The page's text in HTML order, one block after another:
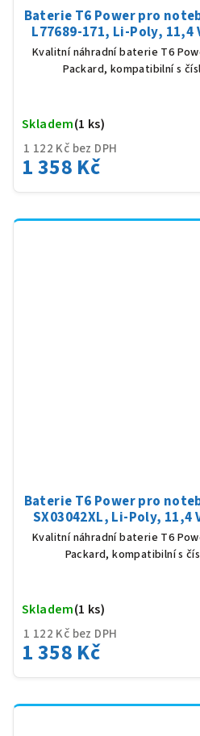
Baterie T6 Power pro
L77689-171, Li-Poly, 11,4
černá
Kvalitní náhradní baterie T6
Packard, kompatibilní s
1 122 Kč bez DPH
1 358 Kč
Skladem(1 ks)
Baterie T6 Power pro
SX03042XL, Li-Poly, 11,4
černá
Kvalitní náhradní baterie T6
Packard, kompatibilní s
1 122 Kč bez DPH
1 358 Kč
Skladem(1 ks)